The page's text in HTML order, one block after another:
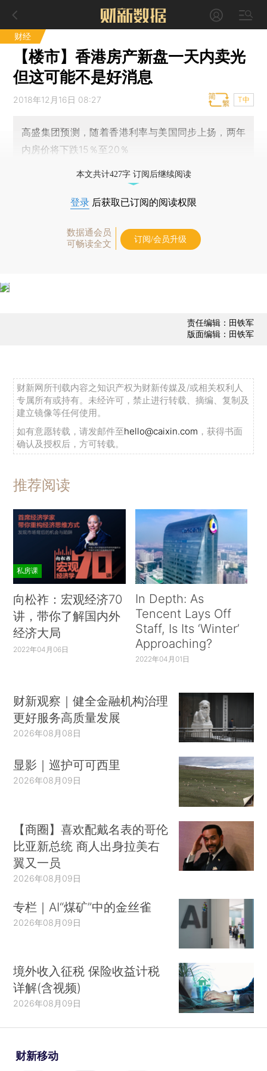
财经
【楼市】香港房产新盘一天内卖光
但这可能不是好消息
2018年12月16日 08:27 T中
高盛集团预测，随着香港利率与美国同步上扬，两年
内房价将下跌15％至20％
本文共计427字 订阅后继续阅读
登录 后获取已订阅的阅读权限
数据通会员
可畅读全文
订阅/会员升级
责任编辑：田铁军
版面编辑：田铁军
财新网所刊载内容之知识产权为财新传媒及/或相关权利人
专属所有或持有。未经许可，禁止进行转载、摘编、复制及
建立镜像等任何使用。
如有意愿转载，请发邮件至hello@caixin.com ，获得书面
确认及授权后，方可转载。
推荐阅读
私房课
向松祚：宏观经济70
讲，带你了解国内外
经济大局
2022年04月06日
In Depth: As
Tencent Lays Off
Staff, Is Its ‘Winter’
Approaching?
2022年04月01日
财新观察｜健全金融机构治理
更好服务高质量发展
2026年08月08日
显影｜巡护可可西里
2026年08月09日
【商圈】喜欢配戴名表的哥伦
比亚新总统 商人出身拉美右
翼又一员
2026年08月09日
专栏｜AI“煤矿”中的金丝雀
2026年08月09日
境外收入征税 保险收益计税
详解(含视频)
2026年08月09日
财新移动